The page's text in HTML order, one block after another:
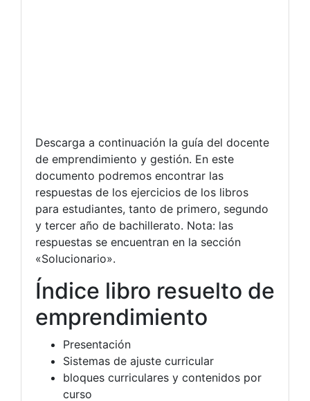
Descarga a continuación la guía del docente
de emprendimiento y gestión. En este
documento podremos encontrar las
respuestas de los ejercicios de los libros
para estudiantes, tanto de primero, segundo
y tercer año de bachillerato. Nota: las
respuestas se encuentran en la sección
«Solucionario».
Índice libro resuelto de
emprendimiento
Presentación
Sistemas de ajuste curricular
bloques curriculares y contenidos por
curso